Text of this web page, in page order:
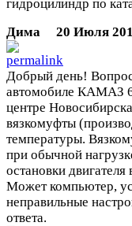
гидроцилиндр по
Дима
20 Июля
Добрый день!
автомобиле КАМАЗ
центре
вязкомуфты
температуры.
при обычной
остановки
Может компьютер,
неправильные
ответа.